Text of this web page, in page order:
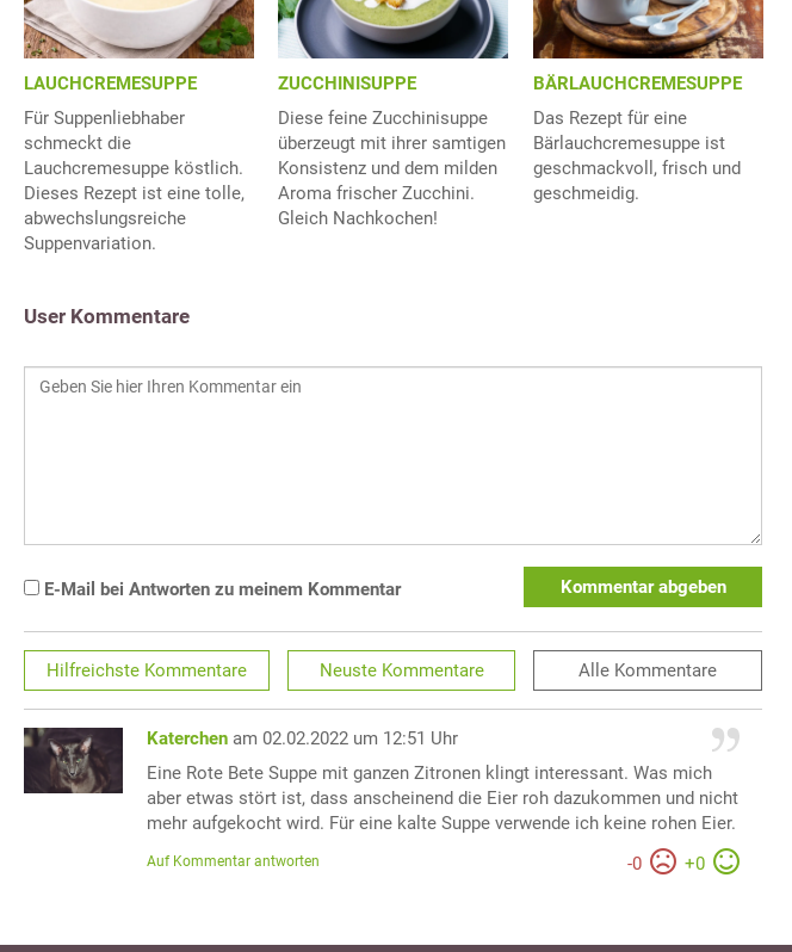
LAUCHCREMESUPPE
Für Suppenliebhaber
schmeckt die
Lauchcremesuppe köstlich.
Dieses Rezept ist eine tolle,
abwechslungsreiche
Suppenvariation.
ZUCCHINISUPPE
Diese feine Zucchinisuppe
überzeugt mit ihrer samtigen
Konsistenz und dem milden
Aroma frischer Zucchini.
Gleich Nachkochen!
BÄRLAUCHCREMESUPPE
Das Rezept für eine
Bärlauchcremesuppe ist
geschmackvoll, frisch und
geschmeidig.
User Kommentare
E-Mail bei Antworten zu meinem Kommentar Kommentar abgeben
Hilfreichste Kommentare Neuste Kommentare Alle Kommentare
Katerchen am 02.02.2022 um 12:51 Uhr
Eine Rote Bete Suppe mit ganzen Zitronen klingt interessant. Was mich
aber etwas stört ist, dass anscheinend die Eier roh dazukommen und nicht
mehr aufgekocht wird. Für eine kalte Suppe verwende ich keine rohen Eier.
-0 +0
Auf Kommentar antworten